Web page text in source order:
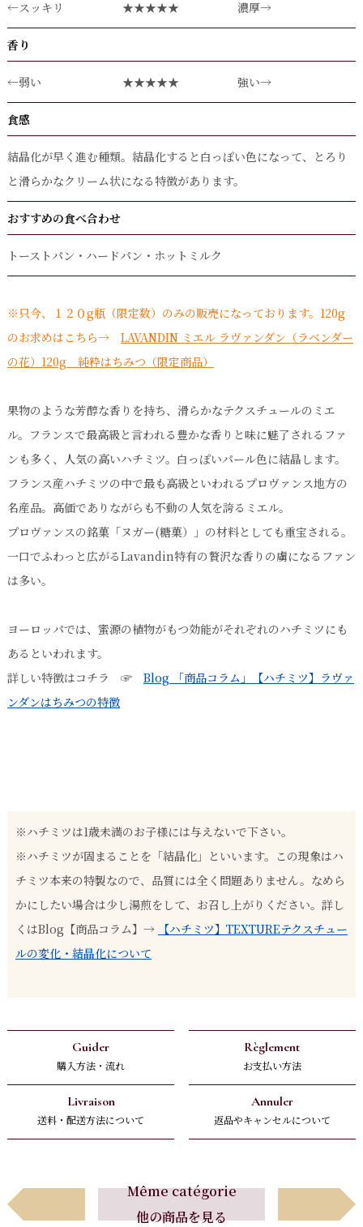
←スッキリ ★★★★★ 濃厚→
香り
←弱い ★★★★★ 強い→
食感
結晶化が早く進む種類。結晶化すると白っぽい色になって、とろり
と滑らかなクリーム状になる特徴があります。
おすすめの食べ合わせ
トーストパン・ハードパン・ホットミルク
※只今、１２０g瓶（限定数）のみの販売になっております。120g
のお求めはこちら→ LAVANDIN ミエル ラヴァンダン（ラベンダー
の花）120g 純粋はちみつ（限定商品）
果物のような芳醇な香りを持ち、滑らかなテクスチュールのミエ
ル。フランスで最高級と言われる豊かな香りと味に魅了されるファ
ンも多く、人気の高いハチミツ。白っぽいパール色に結晶します。
フランス産ハチミツの中で最も高級といわれるプロヴァンス地方の
名産品。高価でありながらも不動の人気を誇るミエル。
プロヴァンスの銘菓「ヌガー(糖菓）」の材料としても重宝される。
一口でふわっと広がるLavandin特有の贅沢な香りの虜になるファン
は多い。
ヨーロッパでは、蜜源の植物がもつ効能がそれぞれのハチミツにも
あるといわれます。
詳しい特徴はコチラ ☞ Blog 「商品コラム」【ハチミツ】ラヴァ
ンダンはちみつの特徴
※ハチミツは1歳未満のお子様には与えないで下さい。
※ハチミツが固まることを「結晶化」といいます。この現象はハ
チミツ本来の特製なので、品質には全く問題ありません。なめら
かにしたい場合は少し湯煎をして、お召し上がりください。詳し
くはBlog【商品コラム】→ 【ハチミツ】TEXTUREテクスチュー
ルの変化・結晶化について
Guider
購入方法・流れ
Règlement
お支払い方法
Livraison
送料・配送方法について
Annuler
返品やキャンセルについて
Même catégorie
他の商品を見る